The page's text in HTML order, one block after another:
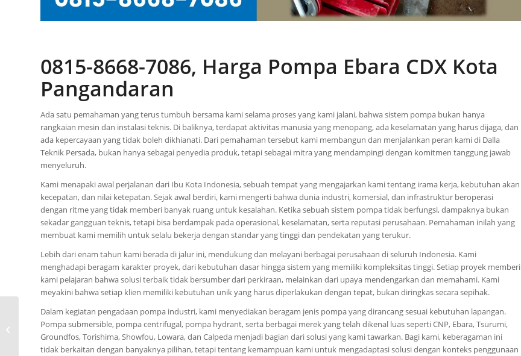
0815-8668-7086, Harga Pompa Ebara CDX Kota
Pangandaran
Ada satu pemahaman yang terus tumbuh bersama kami selama proses yang kami jalani, bahwa sistem pompa bukan hanya
rangkaian mesin dan instalasi teknis. Di baliknya, terdapat aktivitas manusia yang menopang, ada keselamatan yang harus dijaga, dan
ada kepercayaan yang tidak boleh dikhianati. Dari pemahaman tersebut kami membangun dan menjalankan peran kami di Dalla
Teknik Persada, bukan hanya sebagai penyedia produk, tetapi sebagai mitra yang mendampingi dengan komitmen tanggung jawab
menyeluruh.
Kami menapaki awal perjalanan dari Ibu Kota Indonesia, sebuah tempat yang mengajarkan kami tentang irama kerja, kebutuhan akan
kecepatan, dan nilai ketepatan. Sejak awal berdiri, kami mengerti bahwa dunia industri, komersial, dan infrastruktur beroperasi
dengan ritme yang tidak memberi banyak ruang untuk kesalahan. Ketika sebuah sistem pompa tidak berfungsi, dampaknya bukan
sekadar gangguan teknis, tetapi bisa berdampak pada operasional, keselamatan, serta reputasi perusahaan. Pemahaman inilah yang
membuat kami memilih untuk selalu bekerja dengan standar yang tinggi dan pendekatan yang terukur.
Lebih dari enam tahun kami berada di jalur ini, mendukung dan melayani berbagai perusahaan di seluruh Indonesia. Kami
menghadapi beragam karakter proyek, dari kebutuhan dasar hingga sistem yang memiliki kompleksitas tinggi. Setiap proyek memberi
kami pelajaran bahwa solusi terbaik tidak bersumber dari perkiraan, melainkan dari upaya mendengarkan dan memahami. Kami
meyakini bahwa setiap klien memiliki kebutuhan unik yang harus diperlakukan dengan tepat, bukan diringkas secara sepihak.
Dalam kegiatan pengadaan pompa industri, kami menyediakan beragam jenis pompa yang dirancang sesuai kebutuhan lapangan.
Pompa submersible, pompa centrifugal, pompa hydrant, serta berbagai merek yang telah dikenal luas seperti CNP, Ebara, Tsurumi,
Groundfos, Torishima, Showfou, Lowara, dan Calpeda menjadi bagian dari solusi yang kami tawarkan. Bagi kami, keberagaman ini
tidak berkaitan dengan banyaknya pilihan, tetapi tentang kemampuan kami untuk mengadaptasi solusi dengan konteks penggunaan
0815-8668-7086, Harga
Pompa Ebara LPS Kota
Palembang